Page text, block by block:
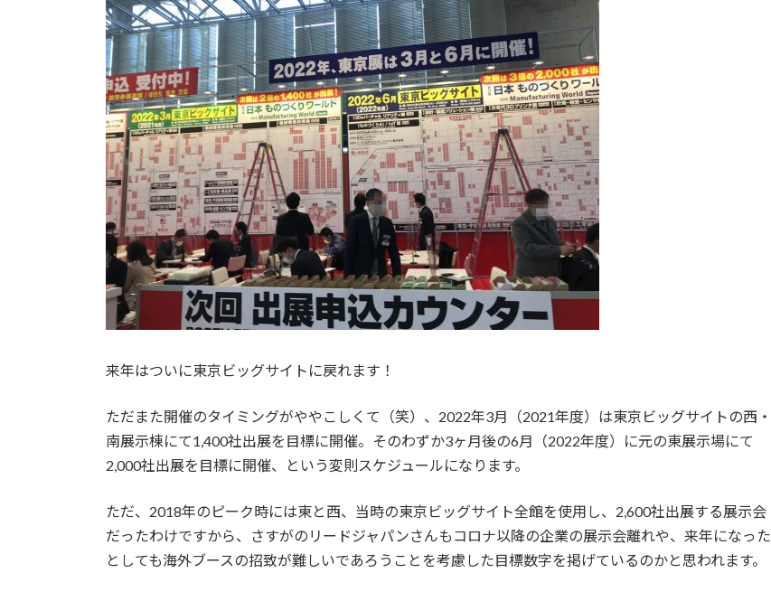
来年はついに東京ビッグサイトに戻れます！
ただまた開催のタイミングがややこしくて（笑）、2022年3月（2021年度）は東京ビッグサイトの西・
南展示棟にて1,400社出展を目標に開催。そのわずか3ヶ月後の6月（2022年度）に元の東展示場にて
2,000社出展を目標に開催、という変則スケジュールになります。
ただ、2018年のピーク時には東と西、当時の東京ビッグサイト全館を使用し、2,600社出展する展示会
だったわけですから、さすがのリードジャパンさんもコロナ以降の企業の展示会離れや、来年になった
としても海外ブースの招致が難しいであろうことを考慮した目標数字を掲げているのかと思われます。